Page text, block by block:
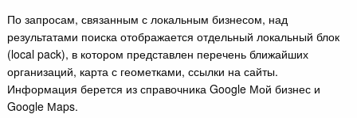
По запросам, связанным с локальным бизнесом, над
результатами поиска отображается отдельный локальный блок
(local pack), в котором представлен перечень ближайших
организаций, карта с геометками, ссылки на сайты.
Информация берется из справочника Google Мой бизнес и
Google Мaps.